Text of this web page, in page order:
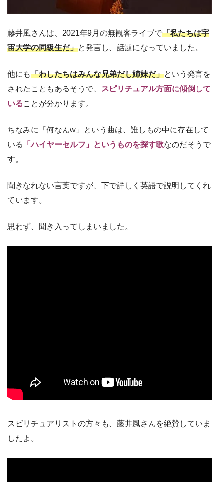
藤井風さんは、2021年9月の無観客ライブで「私たちは宇
宙大学の同級生だ」と発言し、話題になっていました。
他にも「わしたちはみんな兄弟だし姉妹だ」という発言を
されたこともあるそうで、
スピリチュアル方面に傾倒して
いることが分かります。
ちなみに「何なんw」という曲は、誰しもの中に存在して
いる
「ハイヤーセルフ」というものを探す歌なのだそうで
す。
聞きなれない言葉ですが、下で詳しく英語で説明してくれ
ています。
思わず、聞き入ってしまいました。
スピリチュアリストの方々も、藤井風さんを絶賛していま
したよ。